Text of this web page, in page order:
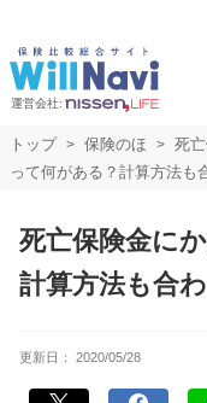
運営会社:
トップ 保険のほ 死
って何がある？計算方法も
死亡保険金に
計算方法も合
更新日： 2020/05/28